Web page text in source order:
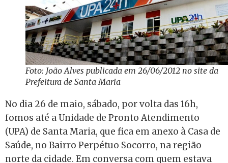
Foto: João Alves publicada em 26/06/2012 no site da
Prefeitura de Santa Maria
No dia 26 de maio, sábado, por volta das 16h,
fomos até a Unidade de Pronto Atendimento
(UPA) de Santa Maria, que fica em anexo à Casa de
Saúde, no Bairro Perpétuo Socorro, na região
norte da cidade. Em conversa com quem estava